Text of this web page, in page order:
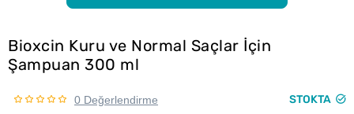
Bioxcin Kuru ve Normal Saçlar İçin
Şampuan 300 ml
0 Değerlendirme STOKTA